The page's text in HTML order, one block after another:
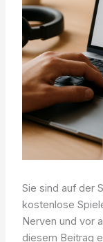
Sie sind auf der
kostenlose
Nerven und vor
diesem Beitrag